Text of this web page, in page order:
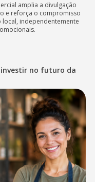
amplia a divulgação
e reforça o compromisso
independentemente
no futuro da